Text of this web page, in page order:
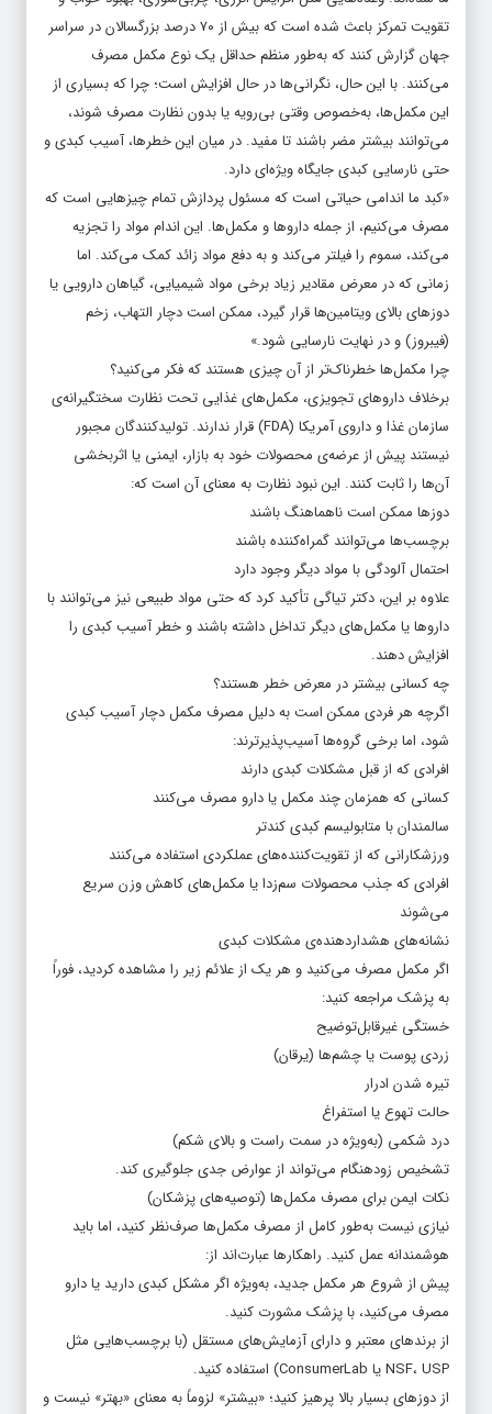
تقویت تمرکز باعث شده است که بیش از ۷۰ درصد بزرگسالان در سراسر
جهان گزارش کنند که به‌طور منظم حداقل یک نوع مکمل مصرف
می‌کنند. با این حال، نگرانی‌ها در حال افزایش است؛ چرا که بسیاری از
این مکمل‌ها، به‌خصوص وقتی بی‌رویه یا بدون نظارت مصرف شوند،
می‌توانند بیشتر مضر باشند تا مفید. در میان این خطرها، آسیب کبدی و
حتی نارسایی کبدی جایگاه ویژه‌ای دارد.
«کبد ما اندامی حیاتی است که مسئول پردازش تمام چیزهایی است که
مصرف می‌کنیم، از جمله داروها و مکمل‌ها. این اندام مواد را تجزیه
می‌کند، سموم را فیلتر می‌کند و به دفع مواد زائد کمک می‌کند. اما
زمانی که در معرض مقادیر زیاد برخی مواد شیمیایی، گیاهان دارویی یا
دوزهای بالای ویتامین‌ها قرار گیرد، ممکن است دچار التهاب، زخم
(فیبروز) و در نهایت نارسایی شود.»
چرا مکمل‌ها خطرناک‌تر از آن چیزی هستند که فکر می‌کنید؟
برخلاف داروهای تجویزی، مکمل‌های غذایی تحت نظارت سختگیرانه‌ی
سازمان غذا و داروی آمریکا (FDA) قرار ندارند. تولیدکنندگان مجبور
نیستند پیش از عرضه‌ی محصولات خود به بازار، ایمنی یا اثربخشی
آن‌ها را ثابت کنند. این نبود نظارت به معنای آن است که:
دوزها ممکن است ناهماهنگ باشند
برچسب‌ها می‌توانند گمراه‌کننده باشند
احتمال آلودگی با مواد دیگر وجود دارد
علاوه بر این، دکتر تیاگی تأکید کرد که حتی مواد طبیعی نیز می‌توانند با
داروها یا مکمل‌های دیگر تداخل داشته باشند و خطر آسیب کبدی را
افزایش دهند.
چه کسانی بیشتر در معرض خطر هستند؟
اگرچه هر فردی ممکن است به دلیل مصرف مکمل دچار آسیب کبدی
شود، اما برخی گروه‌ها آسیب‌پذیرترند:
افرادی که از قبل مشکلات کبدی دارند
کسانی که همزمان چند مکمل یا دارو مصرف می‌کنند
سالمندان با متابولیسم کبدی کندتر
ورزشکارانی که از تقویت‌کننده‌های عملکردی استفاده می‌کنند
افرادی که جذب محصولات سم‌زدا یا مکمل‌های کاهش وزن سریع
می‌شوند
نشانه‌های هشداردهنده‌ی مشکلات کبدی
اگر مکمل مصرف می‌کنید و هر یک از علائم زیر را مشاهده کردید، فوراً
به پزشک مراجعه کنید:
خستگی غیرقابل‌توضیح
زردی پوست یا چشم‌ها (یرقان)
تیره شدن ادرار
حالت تهوع یا استفراغ
درد شکمی (به‌ویژه در سمت راست و بالای شکم)
تشخیص زودهنگام می‌تواند از عوارض جدی جلوگیری کند.
نکات ایمن برای مصرف مکمل‌ها (توصیه‌های پزشکان)
نیازی نیست به‌طور کامل از مصرف مکمل‌ها صرف‌نظر کنید، اما باید
هوشمندانه عمل کنید. راهکارها عبارت‌اند از:
پیش از شروع هر مکمل جدید، به‌ویژه اگر مشکل کبدی دارید یا دارو
مصرف می‌کنید، با پزشک مشورت کنید.
از برندهای معتبر و دارای آزمایش‌های مستقل (با برچسب‌هایی مثل
NSF، USP یا ConsumerLab) استفاده کنید.
از دوزهای بسیار بالا پرهیز کنید؛ «بیشتر» لزوماً به معنای «بهتر» نیست و